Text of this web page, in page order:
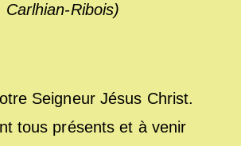
Carlhian-Ribois)
Seigneur Jésus Christ.
tous présents et à venir